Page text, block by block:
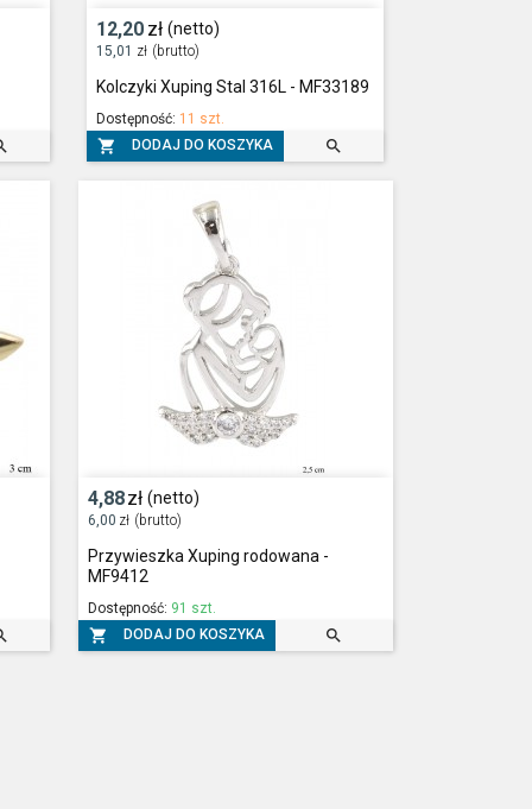
12,20 zł (netto)
15,01 zł (brutto)
Kolczyki Xuping Stal 316L - MF33189
Dostępność: 11 szt.
 DODAJ DO KOSZYKA 
4,88zł (netto)
6,00 zł (brutto)
Przywieszka Xuping rodowana -
MF9412
Dostępność: 91 szt.
 DODAJ DO KOSZYKA 